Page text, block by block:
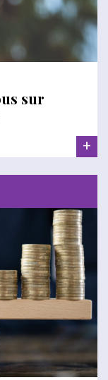
sur
+